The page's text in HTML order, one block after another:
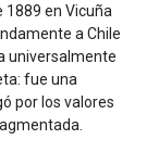
1889 en Vicuña
a Chile
universalmente
fue una
por los valores
del